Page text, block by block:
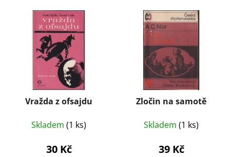
Vražda z ofsajdu
Skladem (1 ks)
30 Kč
Zločin na samotě
Skladem (1 ks)
39 Kč